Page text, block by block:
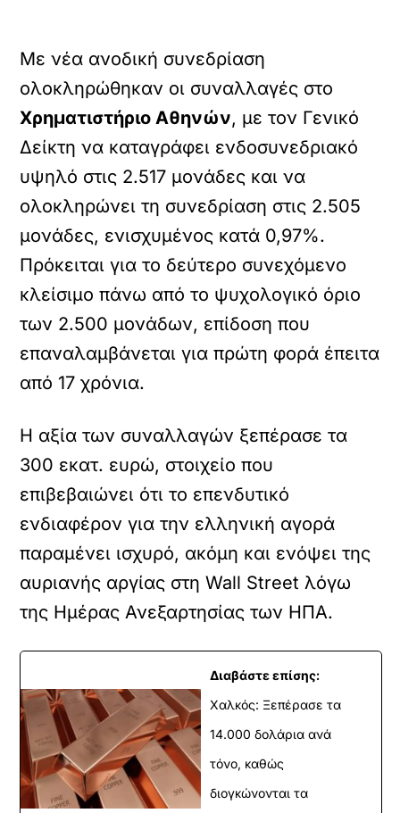
Με νέα ανοδική συνεδρίαση
ολοκληρώθηκαν οι συναλλαγές στο
Χρηματιστήριο Αθηνών, με τον Γενικό
Δείκτη να καταγράφει ενδοσυνεδριακό
υψηλό στις 2.517 μονάδες και να
ολοκληρώνει τη συνεδρίαση στις 2.505
μονάδες, ενισχυμένος κατά 0,97%.
Πρόκειται για το δεύτερο συνεχόμενο
κλείσιμο πάνω από το ψυχολογικό όριο
των 2.500 μονάδων, επίδοση που
επαναλαμβάνεται για πρώτη φορά έπειτα
από 17 χρόνια.
Η αξία των συναλλαγών ξεπέρασε τα
300 εκατ. ευρώ, στοιχείο που
επιβεβαιώνει ότι το επενδυτικό
ενδιαφέρον για την ελληνική αγορά
παραμένει ισχυρό, ακόμη και ενόψει της
αυριανής αργίας στη Wall Street λόγω
της Ημέρας Ανεξαρτησίας των ΗΠΑ.
Διαβάστε επίσης:
Χαλκός: Ξεπέρασε τα
14.000 δολάρια ανά
τόνο, καθώς
διογκώνονται τα